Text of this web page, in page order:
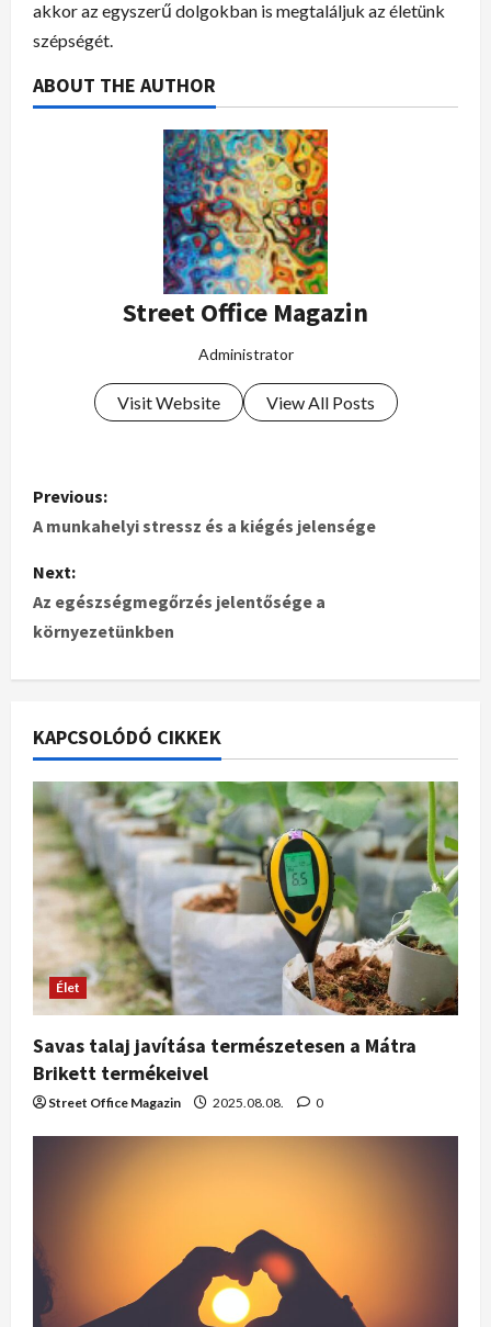
akkor az egyszerű dolgokban is megtaláljuk az életünk
szépségét.
ABOUT THE AUTHOR
Street Office Magazin
Administrator
Visit Website View All Posts
Previous:
A munkahelyi stressz és a kiégés jelensége
Next:
Az egészségmegőrzés jelentősége a
környezetünkben
KAPCSOLÓDÓ CIKKEK
Élet
Savas talaj javítása természetesen a Mátra
Brikett termékeivel
Street Office Magazin 2025.08.08. 0